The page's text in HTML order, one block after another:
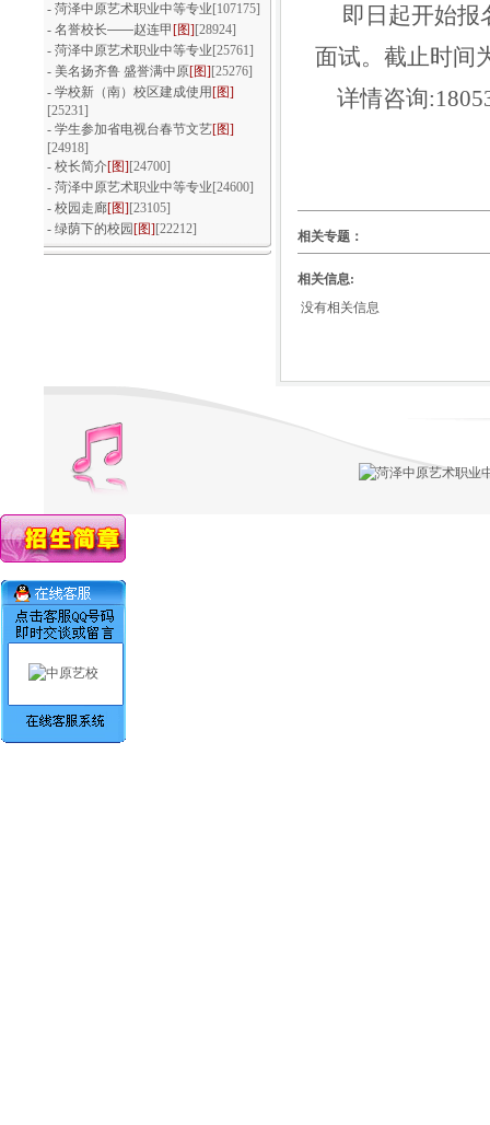
回眸耕耘路·逐梦在中原
浓情重阳 敬老爱老
文体活动百花齐放，多彩青春魅力芳
我们以青春的名义宣誓
- 菏泽中原艺术职业中等专业 [107175]
- 名誉校长——赵连甲 [图] [28924]
- 菏泽中原艺术职业中等专业 [25761]
- 美名扬齐鲁 盛誉满中原[图] [25276]
- 学校新（南）校区建成使用 [图]
[25231]
- 学生参加省电视台春节文艺[图]
[24918]
- 校长简介[图] [24700]
- 菏泽中原艺术职业中等专业 [24600]
- 校园走廊[图] [23105]
- 绿荫下的校园 [图] [22212]
即日起开始报
面试。截止时间
详情咨询
相关专题：
相关信息:
没有相关信息